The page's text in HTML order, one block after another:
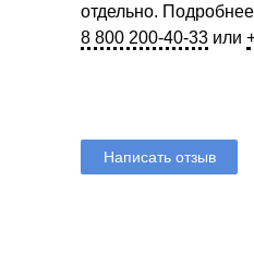
отдельно.
8 800 200-40-33 или
Написать отзыв